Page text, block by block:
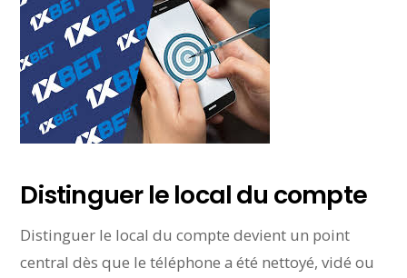
Distinguer le local du compte
Distinguer le local du compte devient un point
central dès que le téléphone a été nettoyé, vidé ou